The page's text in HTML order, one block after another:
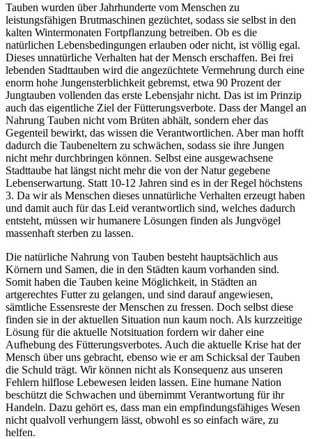
Tauben wurden über Jahrhunderte vom Menschen zu
leistungsfähigen Brutmaschinen gezüchtet, sodass sie selbst in den
kalten Wintermonaten Fortpflanzung betreiben. Ob es die
natürlichen Lebensbedingungen erlauben oder nicht, ist völlig egal.
Dieses unnatürliche Verhalten hat der Mensch erschaffen. Bei frei
lebenden Stadttauben wird die angezüchtete Vermehrung durch eine
enorm hohe Jungensterblichkeit gebremst, etwa 90 Prozent der
Jungtauben vollenden das erste Lebensjahr nicht. Das ist im Prinzip
auch das eigentliche Ziel der Fütterungsverbote. Dass der Mangel an
Nahrung Tauben nicht vom Brüten abhält, sondern eher das
Gegenteil bewirkt, das wissen die Verantwortlichen. Aber man hofft
dadurch die Taubeneltern zu schwächen, sodass sie ihre Jungen
nicht mehr durchbringen können. Selbst eine ausgewachsene
Stadttaube hat längst nicht mehr die von der Natur gegebene
Lebenserwartung. Statt 10-12 Jahren sind es in der Regel höchstens
3. Da wir als Menschen dieses unnatürliche Verhalten erzeugt haben
und damit auch für das Leid verantwortlich sind, welches dadurch
entsteht, müssen wir humanere Lösungen finden als Jungvögel
massenhaft sterben zu lassen.
Die natürliche Nahrung von Tauben besteht hauptsächlich aus
Körnern und Samen, die in den Städten kaum vorhanden sind.
Somit haben die Tauben keine Möglichkeit, in Städten an
artgerechtes Futter zu gelangen, und sind darauf angewiesen,
sämtliche Essensreste der Menschen zu fressen. Doch selbst diese
finden sie in der aktuellen Situation nun kaum noch. Als kurzzeitige
Lösung für die aktuelle Notsituation fordern wir daher eine
Aufhebung des Fütterungsverbotes. Auch die aktuelle Krise hat der
Mensch über uns gebracht, ebenso wie er am Schicksal der Tauben
die Schuld trägt. Wir können nicht als Konsequenz aus unseren
Fehlern hilflose Lebewesen leiden lassen. Eine humane Nation
beschützt die Schwachen und übernimmt Verantwortung für ihr
Handeln. Dazu gehört es, dass man ein empfindungsfähiges Wesen
nicht qualvoll verhungern lässt, obwohl es so einfach wäre, zu
helfen.